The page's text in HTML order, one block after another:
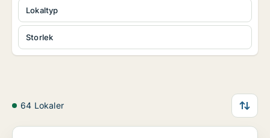
Lokaltyp
Storlek
64 Lokaler
Kontor i Ale, Älvängen